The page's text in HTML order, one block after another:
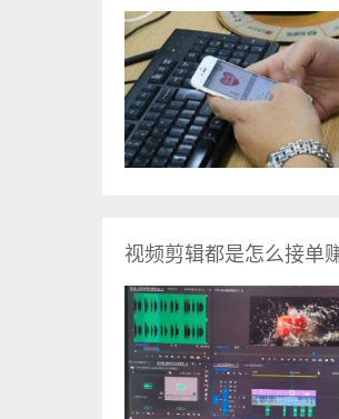
视频剪辑都是怎么接单